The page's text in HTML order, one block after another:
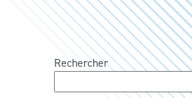
Rechercher